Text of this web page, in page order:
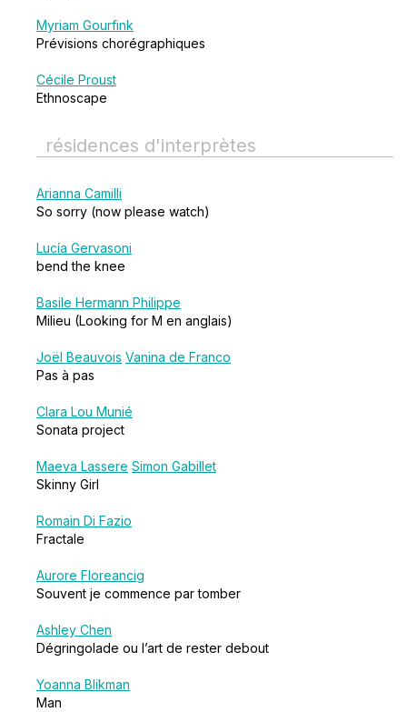
Myriam Gourfink
Prévisions chorégraphiques
Cécile Proust
Ethnoscape
résidences d'interprètes
Arianna Camilli
So sorry (now please watch)
Lucía Gervasoni
bend the knee
Basile Hermann Philippe
Milieu (Looking for M en anglais)
Joël Beauvois Vanina de Franco
Pas à pas
Clara Lou Munié
Sonata project
Maeva Lassere Simon Gabillet
Skinny Girl
Romain Di Fazio
Fractale
Aurore Floreancig
Souvent je commence par tomber
Ashley Chen
Dégringolade ou l’art de rester debout
Yoanna Blikman
Man